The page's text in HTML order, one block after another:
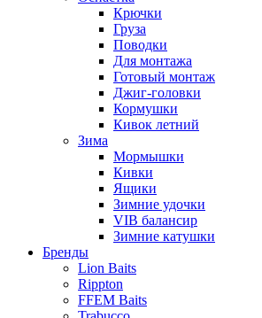
Крючки
Груза
Поводки
Для монтажа
Готовый монтаж
Джиг-головки
Кормушки
Кивок летний
Зима
Мормышки
Кивки
Ящики
Зимние удочки
VIB балансир
Зимние катушки
Бренды
Lion Baits
Rippton
FFEM Baits